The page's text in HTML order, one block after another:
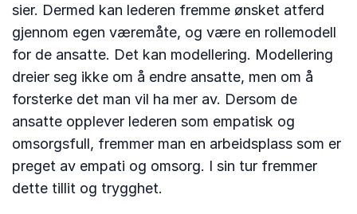
sier. Dermed kan lederen fremme ønsket atferd
gjennom egen væremåte, og være en rollemodell
for de ansatte. Det kan modellering. Modellering
dreier seg ikke om å endre ansatte, men om å
forsterke det man vil ha mer av. Dersom de
ansatte opplever lederen som empatisk og
omsorgsfull, fremmer man en arbeidsplass som er
preget av empati og omsorg. I sin tur fremmer
dette tillit og trygghet.